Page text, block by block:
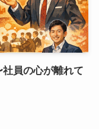
員の心が離れて